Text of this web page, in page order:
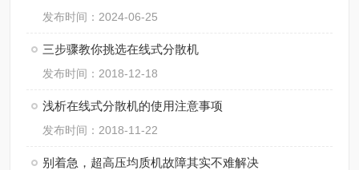
发布时间：2024-06-25
三步骤教你挑选在线式分散机
发布时间：2018-12-18
浅析在线式分散机的使用注意事项
发布时间：2018-11-22
别着急，超高压均质机故障其实不难解决